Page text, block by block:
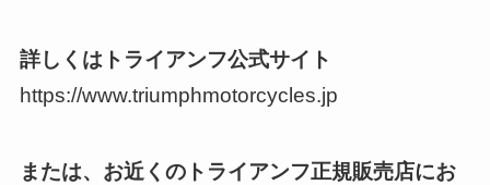
詳しくはトライアンフ公式サイト
https://www.triumphmotorcycles.jp
または、お近くのトライアンフ正規販売店にお